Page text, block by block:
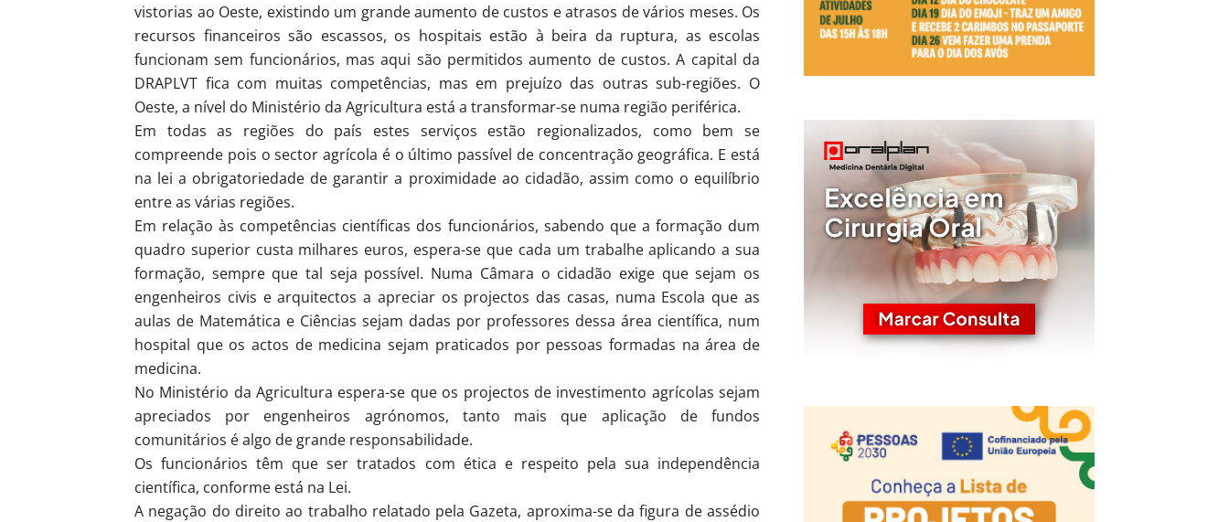
vistorias ao Oeste, existindo um grande aumento de custos e atrasos de vários meses. Os
recursos financeiros são escassos, os hospitais estão à beira da ruptura, as escolas
funcionam sem funcionários, mas aqui são permitidos aumento de custos. A capital da
DRAPLVT fica com muitas competências, mas em prejuízo das outras sub-regiões. O
Oeste, a nível do Ministério da Agricultura está a transformar-se numa região periférica.
Em todas as regiões do país estes serviços estão regionalizados, como bem se
compreende pois o sector agrícola é o último passível de concentração geográfica. E está
na lei a obrigatoriedade de garantir a proximidade ao cidadão, assim como o equilíbrio
entre as várias regiões.
Em relação às competências científicas dos funcionários, sabendo que a formação dum
quadro superior custa milhares euros, espera-se que cada um trabalhe aplicando a sua
formação, sempre que tal seja possível. Numa Câmara o cidadão exige que sejam os
engenheiros civis e arquitectos a apreciar os projectos das casas, numa Escola que as
aulas de Matemática e Ciências sejam dadas por professores dessa área científica, num
hospital que os actos de medicina sejam praticados por pessoas formadas na área de
medicina.
No Ministério da Agricultura espera-se que os projectos de investimento agrícolas sejam
apreciados por engenheiros agrónomos, tanto mais que aplicação de fundos
comunitários é algo de grande responsabilidade.
Os funcionários têm que ser tratados com ética e respeito pela sua independência
científica, conforme está na Lei.
A negação do direito ao trabalho relatado pela Gazeta, aproxima-se da figura de assédio